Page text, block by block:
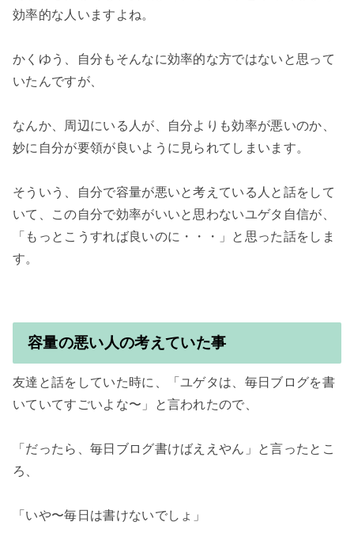
効率的な人いますよね。
かくゆう、自分もそんなに効率的な方ではないと思って
いたんですが、
なんか、周辺にいる人が、自分よりも効率が悪いのか、
妙に自分が要領が良いように見られてしまいます。
そういう、自分で容量が悪いと考えている人と話をして
いて、この自分で効率がいいと思わないユゲタ自信が、
「もっとこうすれば良いのに・・・」と思った話をしま
容量の悪い人の考えていた事
友達と話をしていた時に、「ユゲタは、毎日ブログを書
いていてすごいよな〜」と言われたので、
「だったら、毎日ブログ書けばええやん」と言ったとこ
ろ、
「いや〜毎日は書けないでしょ」